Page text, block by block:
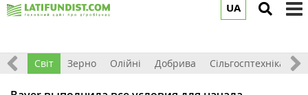
UA
Світ Зерно Олійні Добрива Сільгосптехніка